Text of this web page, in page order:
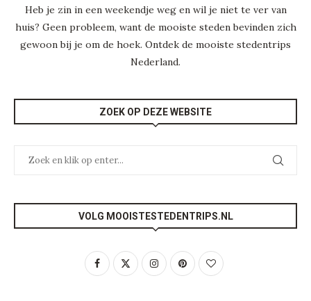
Heb je zin in een weekendje weg en wil je niet te ver van
huis? Geen probleem, want de mooiste steden bevinden zich
gewoon bij je om de hoek. Ontdek de mooiste stedentrips
Nederland.
ZOEK OP DEZE WEBSITE
VOLG MOOISTESTEDENTRIPS.NL